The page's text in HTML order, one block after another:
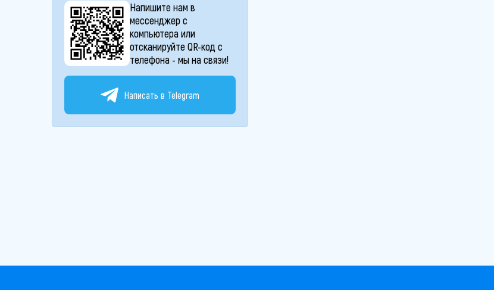
Напишите нам в
мессенджер с
компьютера или
отсканируйте QR-код с
телефона - мы на связи!
Написать в Telegram